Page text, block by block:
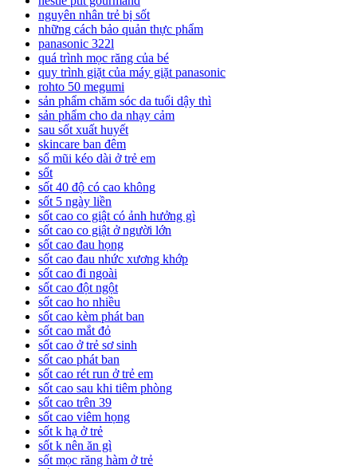
nguyên nhân trẻ bị sốt
những cách bảo quản thực phẩm
panasonic 322l
quá trình mọc răng của bé
quy trình giặt của máy giặt panasonic
rohto 50 megumi
sản phẩm chăm sóc da tuổi dậy thì
sản phẩm cho da nhạy cảm
sau sốt xuất huyết
skincare ban đêm
sổ mũi kéo dài ở trẻ em
sốt
sốt 40 độ có cao không
sốt 5 ngày liền
sốt cao co giật có ảnh hưởng gì
sốt cao co giật ở người lớn
sốt cao đau họng
sốt cao đau nhức xương khớp
sốt cao đi ngoài
sốt cao đột ngột
sốt cao ho nhiều
sốt cao kèm phát ban
sốt cao mắt đỏ
sốt cao ở trẻ sơ sinh
sốt cao phát ban
sốt cao rét run ở trẻ em
sốt cao sau khi tiêm phòng
sốt cao trên 39
sốt cao viêm họng
sốt k hạ ở trẻ
sốt k nên ăn gì
sốt mọc răng hàm ở trẻ